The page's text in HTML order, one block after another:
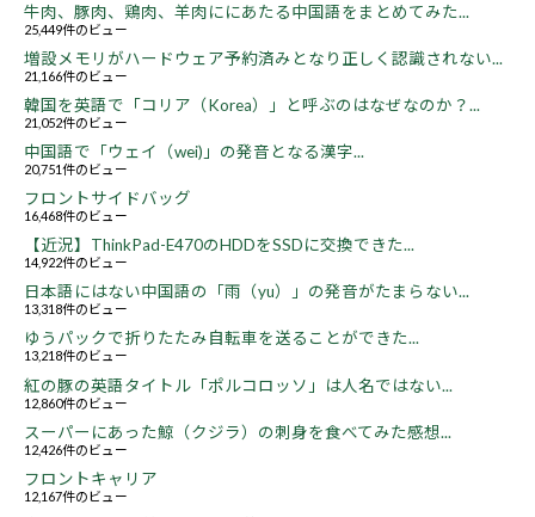
牛肉、豚肉、鶏肉、羊肉ににあたる中国語をまとめてみた...
25,449件のビュー
増設メモリがハードウェア予約済みとなり正しく認識されない...
21,166件のビュー
韓国を英語で「コリア（Korea）」と呼ぶのはなぜなのか？...
21,052件のビュー
中国語で「ウェイ（wei)」の発音となる漢字...
20,751件のビュー
フロントサイドバッグ
16,468件のビュー
【近況】ThinkPad-E470のHDDをSSDに交換できた...
14,922件のビュー
日本語にはない中国語の「雨（yu）」の発音がたまらない...
13,318件のビュー
ゆうパックで折りたたみ自転車を送ることができた...
13,218件のビュー
紅の豚の英語タイトル「ポルコロッソ」は人名ではない...
12,860件のビュー
スーパーにあった鯨（クジラ）の刺身を食べてみた感想...
12,426件のビュー
フロントキャリア
12,167件のビュー